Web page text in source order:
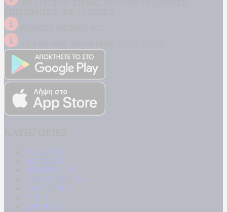
ΠΟΛΙΤΙΚΗ
ΚΟΙΝΩΝΙΑ
ΜΠΟΥΡΛΟΤΟ
ΠΑΡΑΠΟΛΙΤΙΚΑ
ΟΙΚΟΝΟΜΙΑ
ΥΓΕΙΑ
ΕΝΕΡΓΕΙΑ